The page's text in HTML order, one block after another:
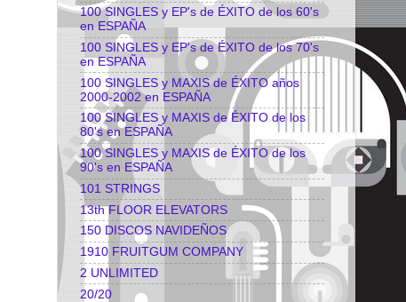
100 SINGLES y EP's de ÉXITO de los 60's
en ESPAÑA
100 SINGLES y EP's de ÉXITO de los 70's
en ESPAÑA
100 SINGLES y MAXIS de ÉXITO años
2000-2002 en ESPAÑA
100 SINGLES y MAXIS de ÉXITO de los
80's en ESPAÑA
100 SINGLES y MAXIS de ÉXITO de los
90's en ESPAÑA
101 STRINGS
13th FLOOR ELEVATORS
150 DISCOS NAVIDEÑOS
1910 FRUITGUM COMPANY
2 UNLIMITED
20/20